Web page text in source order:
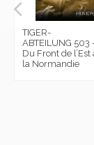
TIGER-
ABTEILUNG 503
Du Front de l’Est
la Normandie